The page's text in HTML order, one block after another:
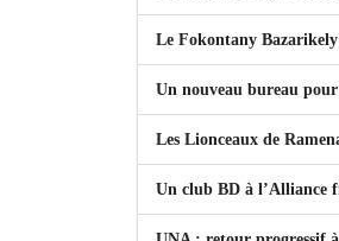
Le Fokontany Bazarikely
Un nouveau bureau
Les Lionceaux de
Un club BD à l’Alliance